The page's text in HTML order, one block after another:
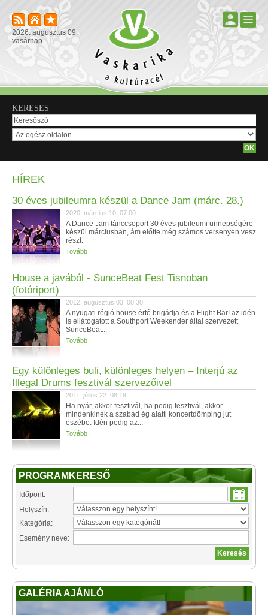
2026. augusztus 09.
vasárnap
KERESÉS
HÍREK
30 éves jubileumra készül a Dance Jam (márc. 28.)
2020. március 10. 07:00
A Dance Jam tánccsoport 30 éves jubileumi ünnepségére
készül márciusban, ám előtte még számos versenyen vesz
részt.
Tovább
House a javából - SunceBeat Fest Tisnoban
(fotóriport)
2012. augusztus 03. 00:30
A nyugati régió house értő brigádja és a Flight Bar! az idén
is ellátogatott a Southport Weekender által szervezett
SunceBeat...
Tovább
Egy különleges buli, különleges helyen – Interjú az
Illegal Drums fesztivál szervezőivel
2011. július 22. 08:19
Ha nyár, akkor fesztivál, ha pedig fesztivál, akkor
mindenkinek a szabad ég alatti koncertdömping jut
eszébe. Idén pedig az...
Tovább
PROGRAMKERESŐ
Időpont:
Helyszín:
Kategória:
Esemény neve:
GALÉRIA AJÁNLÓ